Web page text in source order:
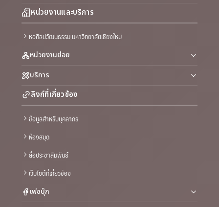
หน่วยงานและบริการ
หอศิลปวัฒนธรรม มหาวิทยาลัยเชียงใหม่
หน่วยงานย่อย
บริการ
ลิงก์ที่เกี่ยวข้อง
ข้อมูลสำหรับบุคลากร
ห้องสมุด
สื่อประชาสัมพันธ์
เว็บไซต์ที่เกี่ยวข้อง
เฟซบุ๊ก